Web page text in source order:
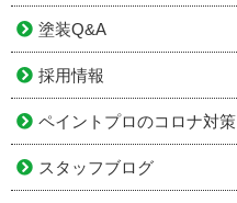
塗装Q&A
採用情報
ペイントプロのコロナ対策
スタッフブログ